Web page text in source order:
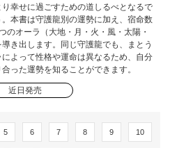
り幸せに過ごすための道しるべとなるで
。本書は守護龍別の運勢に加え、宿命数
のオーラ（大地・月・火・風・太陽・
導き出します。同じ守護龍でも、まとう
によって性格や運命は異なるため、自分
合った運勢を知ることができます。
近日発売
5 6 7 8 9 10